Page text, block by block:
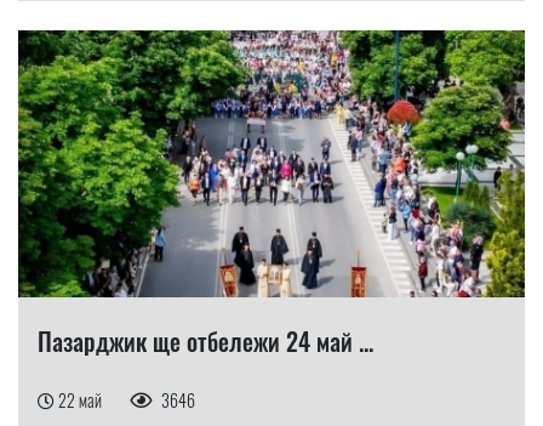
Пазарджик ще отбележи 24 май ...
22 май 3646